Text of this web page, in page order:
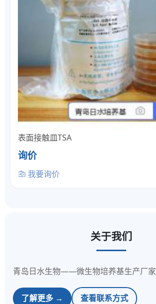
表面接触皿TSA
询价
我要询价
关于我们
青岛日水生物——微生物培养基生产厂家
了解更多 → 查看联系方式